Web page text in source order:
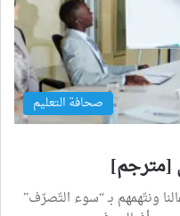
صحافة التعليم
[مترجم]
ونتّهمهم بـ “سوء التّصرّف”